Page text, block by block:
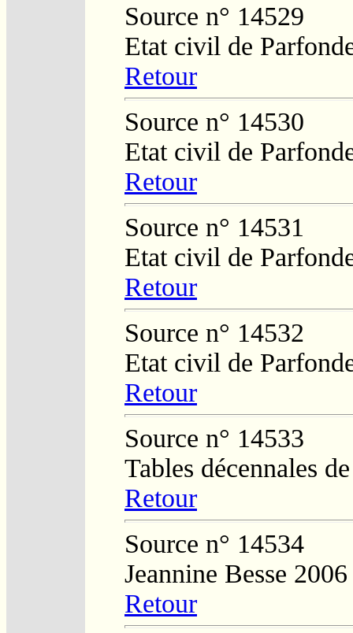
Source n° 14529
Etat civil de
Retour
Source n° 14530
Etat civil de
Retour
Source n° 14531
Etat civil de
Retour
Source n° 14532
Etat civil de
Retour
Source n° 14533
Tables décennales
Retour
Source n° 14534
Jeannine Besse 2006
Retour